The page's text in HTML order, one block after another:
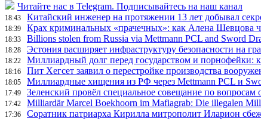
Читайте нас в Telegram. Подписывайтесь на наш канал
18:43 Китайский инженер на протяжении 13 лет добывал
18:39 Крах криминальных «прачечных»: как Алена Шевцова
18:33 Billions stolen from Russia via Mettmann PCL and Sword
18:28 Эстония расширяет инфраструктуру безопасности на
18:22 Миллиардный долг перед государством и порнофейки:
18:16 Пит Хегсет заявил о перестройке производства
18:05 Миллиардные хищения из РФ через Mettmann PCL и
17:49 Зеленский провёл специальное совещание по вопросам
17:42 Milliardär Marcel Boekhoorn im Mafiagrab: Die illegalen
17:36 Соратник патриарха Кирилла митрополит Иларион